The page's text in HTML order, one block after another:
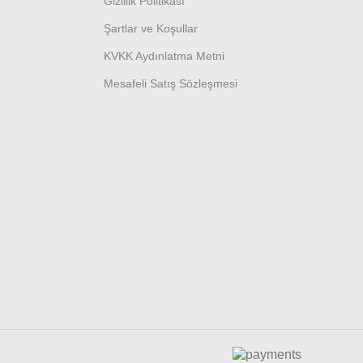
Şartlar ve Koşullar
KVKK Aydınlatma Metni
Mesafeli Satış Sözleşmesi